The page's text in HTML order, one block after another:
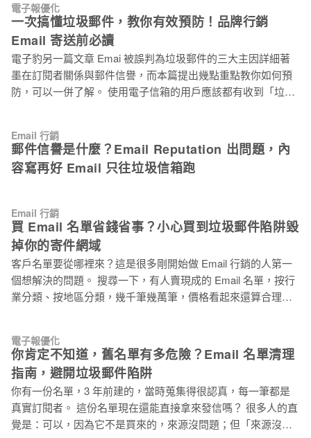
電子報優化
一次搞懂垃圾郵件，教你有效預防！品牌行銷
Email 寄送前必讀
電子豹另一篇文章 Emai 被誤判為垃圾郵件的三大主因詳細著
墨在訂閱者關係與郵件信譽，而本篇提出幾點重點教你如何預
防，可以一併了解。 使用電子信箱的用戶應該都有收到「垃圾
數量的 45％。而其中有 52％ 的受訪者認為垃圾郵件是令他們
困擾的問題之一。 什麼是垃圾郵件？ 垃圾郵件應該定義為「未
經收件者許可，卻進入其收件匣的電子郵件」。更進一步的
且不具針對性的電子郵件。 2. 試圖吸引用戶開信，預期推動某
些業務目標，但來源可疑的寄件者（公司或個人）。 3. 未經收
件者許可所寄送的電子郵件。 垃圾郵件的篩檢方式 1. 當電子郵
件寄出時，會經過收件者使用的網路服務業者（Internet
Service Provider, ISP）內置的過濾器做篩檢（如：大量圖像的
郵件或縮短的網址 … 等），來確認應該將郵件分送至收件匣或
Email 行銷
郵件信譽是什麼？Email Reputation 出問題，內
容寫再好 Email 只往垃圾信箱跑
Email 行銷
買 Email 名單省錢省事？小心買到垃圾郵件陷阱毀
掉你的寄件網域
客戶名單要從哪裡來？這是很多剛開始做 Email 行銷的人第一
個想解決的問題。 搜尋一下，有人賣現成的 Email 名單，按行
業分類、按地區分類，幾千筆幾萬筆，價格看起來還算合理。
效，更可能讓你的寄件網域被列入黑名單，影響往後每一封信
的到達率，還包括那些真正有意願看你信件的人。 「買名單就
能快速起跑」是 Email 行銷最危險的迷思 這個邏輯在十幾年前
或許說得通：名單數量夠大，多少能碰到幾個有興趣的人，廣
撒網，總會有魚上鉤。 但現在的 Email 收件環境已經完全不一
樣了。 Gmail、Yahoo、Outlook 這些主流信箱服務商，對寄件
電子報優化
你肯定不知道，舊名單有多危險？Email 名單清理
指南，避開垃圾郵件陷阱
你有一份名單，3 年前建的，當時蒐集得很認真，每一筆都是
真實訂閱者。 這份名單現在還能直接拿來發信嗎？ 很多人的直
覺是：可以，因為它不是買來的，來源沒問題；但「來源沒問